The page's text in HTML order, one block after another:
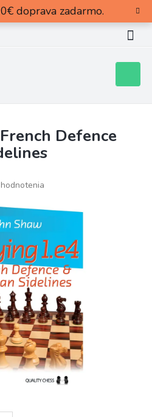
doprava zadarmo.
košík
Defence